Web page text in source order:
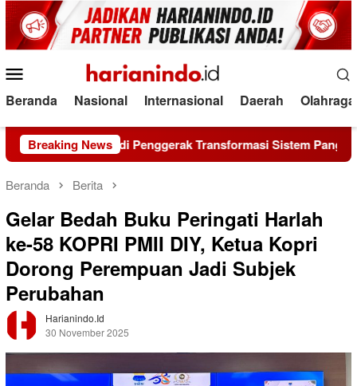
Loncat
ke
konten
Mobile
Beranda Nasional Internasional Daerah Olahraga
Breaking News
Jadi Penggerak Transformasi Sistem Pangan Nasional
Beranda Berita
Gelar Bedah Buku Peringati Harlah
ke-58 KOPRI PMII DIY, Ketua Kopri
Dorong Perempuan Jadi Subjek
Perubahan
Harianindo.id
30 November 2025